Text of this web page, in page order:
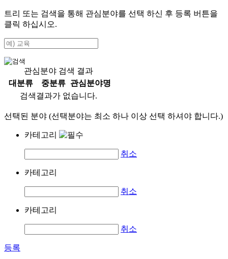
트리 또는 검색을 통해 관심분야를 선택 하신 후 등록 버튼을
클릭 하십시오.
관심분야 검색 결과
대분류
중분류
관심분야명
검색결과가 없습니다.
선택된 분야 (선택분야는 최소 하나 이상 선택 하셔야 합니다.)
카테고리
취소
카테고리
취소
카테고리
취소
등록